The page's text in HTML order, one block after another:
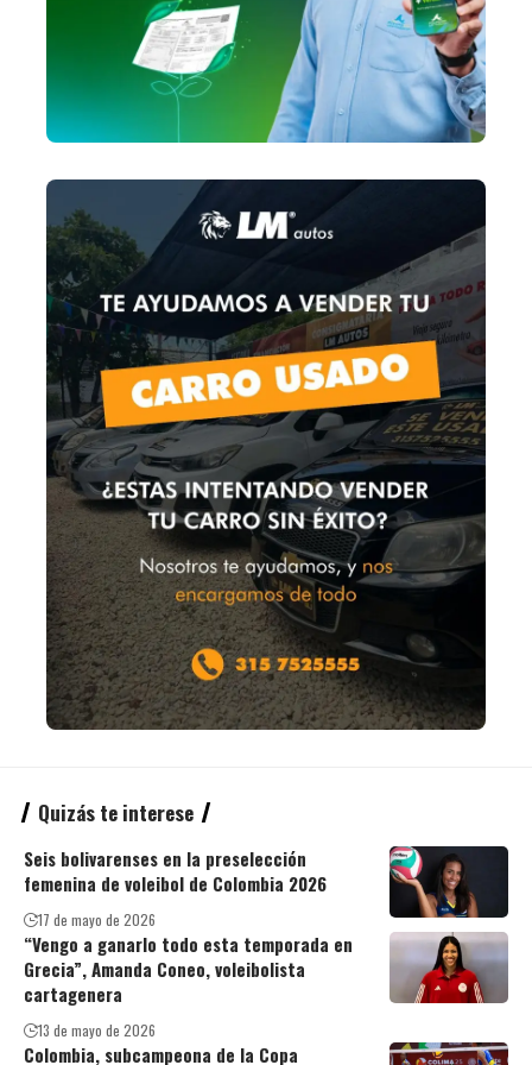
Quizás te interese
Seis bolivarenses en la preselección
femenina de voleibol de Colombia 2026
17 de mayo de 2026
“Vengo a ganarlo todo esta temporada en
Grecia”, Amanda Coneo, voleibolista
cartagenera
13 de mayo de 2026
Colombia, subcampeona de la Copa